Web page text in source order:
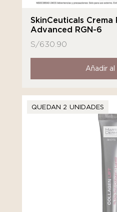
SkinCeuticals
Advanced RGN-6
S/630.90
Añadir
QUEDAN 2 UNIDADES